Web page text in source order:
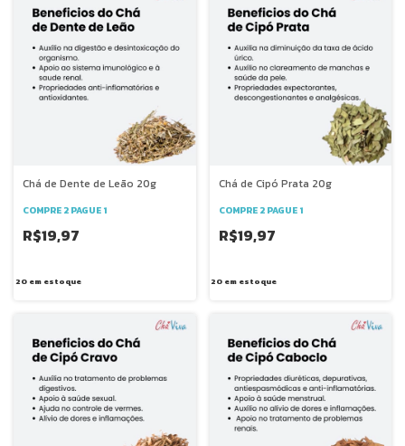
Chá de Dente de Leão 20g
COMPRE 2 PAGUE 1
R$19,97
20em estoque
Chá de Cipó Prata 20g
COMPRE 2 PAGUE 1
R$19,97
20 em estoque